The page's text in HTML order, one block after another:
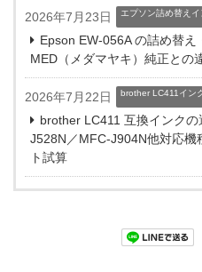
2026年7月23日 エプソン詰め替えイ
Epson EW-056A の詰め替え
MED（メダマヤキ）純正との
2026年7月22日 brother LC411イン
brother LC411 互換インク
J528N／MFC-J904N他対応機
ト試算